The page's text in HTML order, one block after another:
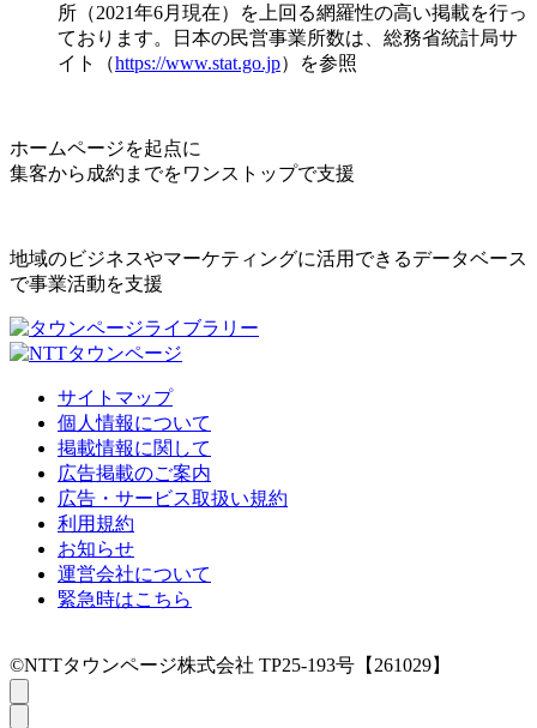
所（2021年6月現在）を上回る網羅性の高い掲載を行っ
ております。日本の民営事業所数は、総務省統計局サ
イト（https://www.stat.go.jp）を参照
ホームページを起点に
集客から成約までをワンストップで支援
地域のビジネスやマーケティングに活用できるデータベース
で事業活動を支援
サイトマップ
個人情報について
掲載情報に関して
広告掲載のご案内
広告・サービス取扱い規約
利用規約
お知らせ
運営会社について
緊急時はこちら
©NTTタウンページ株式会社 TP25-193号【261029】